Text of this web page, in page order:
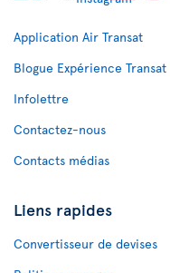
Application Air Transat
Blogue Expérience Transat
Infolettre
Contactez-nous
Contacts médias
Liens rapides
Convertisseur de devises